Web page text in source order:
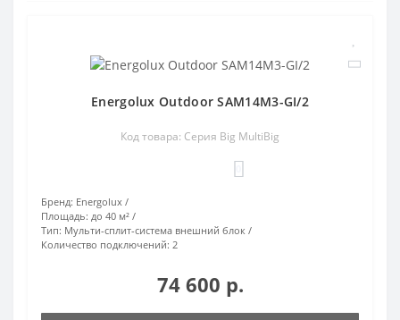
Energolux Outdoor SAM14M3-GI/2
Код товара: Серия Big MultiBig
Бренд: Energolux
Площадь: до 40 м²
Тип: Мульти-сплит-система внешний блок
Количество подключений: 2
74 600 р.